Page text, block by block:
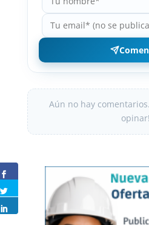
Aún no hay
opinar!